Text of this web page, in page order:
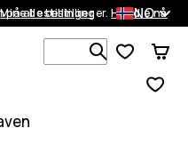
på alle bestillinger.Handle nå
Mine bestillinger NO
Søk blant 1